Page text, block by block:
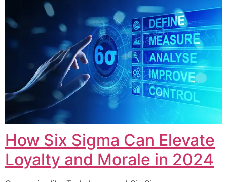
How Six Sigma Can Elevate
Loyalty and Morale in 2024